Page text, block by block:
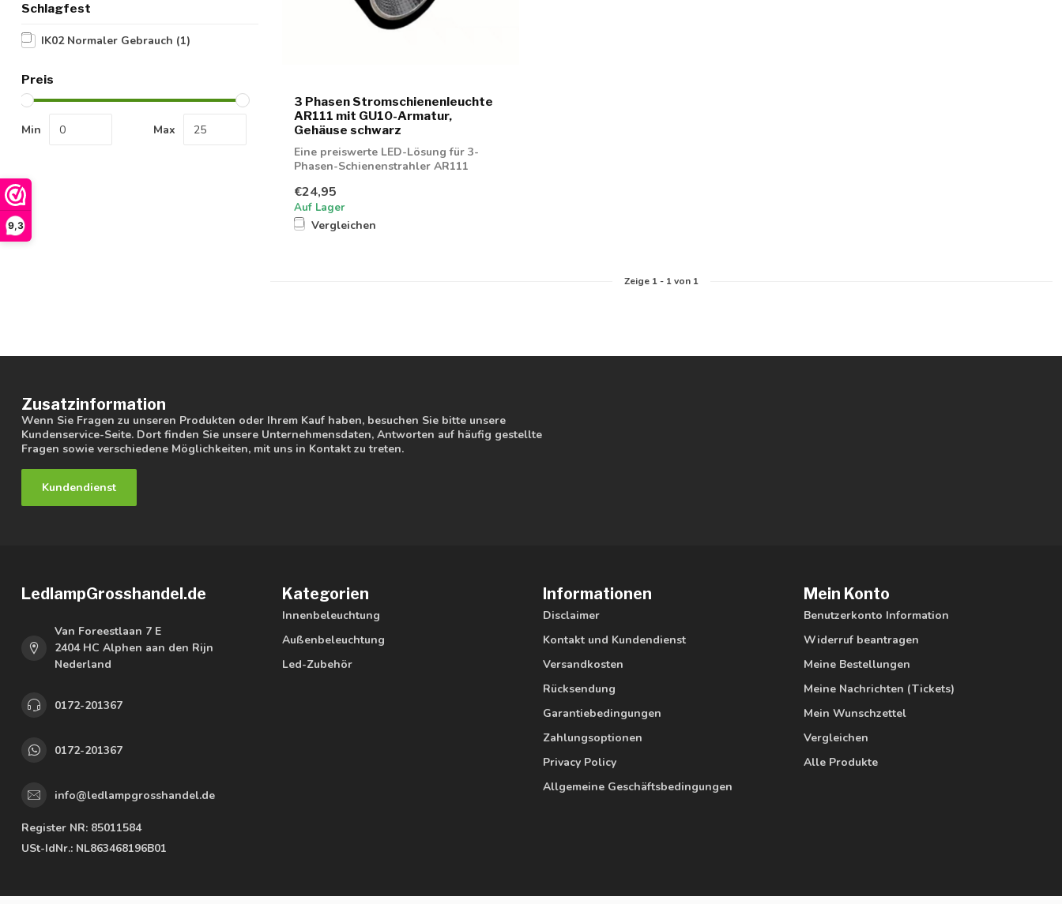
9,3
Schlagfest
IK02 Normaler Gebrauch (1)
Preis
Min Max
3 Phasen Stromschienenleuchte
AR111 mit GU10-Armatur,
Gehäuse schwarz
Eine preiswerte LED-Lösung für 3-
Phasen-Schienenstrahler AR111
€24,95
Auf Lager
Vergleichen
Zeige 1- 1von 1
Zusatzinformation
Wenn Sie Fragen zu unseren Produkten oder Ihrem Kauf haben, besuchen Sie bitte unsere
Kundenservice-Seite. Dort finden Sie unsere Unternehmensdaten, Antworten auf häufig gestellte
Fragen sowie verschiedene Möglichkeiten, mit uns in Kontakt zu treten.
Kundendienst
LedlampGrosshandel.de
Van Foreestlaan 7 E
2404 HC Alphen aan den Rijn
Nederland
0172-201367
0172-201367
info@ledlampgrosshandel.de
Register NR: 85011584
USt-IdNr.: NL863468196B01
Kategorien
Innenbeleuchtung
Außenbeleuchtung
Led-Zubehör
Informationen
Disclaimer
Kontakt und Kundendienst
Versandkosten
Rücksendung
Garantiebedingungen
Zahlungsoptionen
Privacy Policy
Allgemeine Geschäftsbedingungen
Mein Konto
Benutzerkonto Information
Widerruf beantragen
Meine Bestellungen
Meine Nachrichten (Tickets)
Mein Wunschzettel
Vergleichen
Alle Produkte